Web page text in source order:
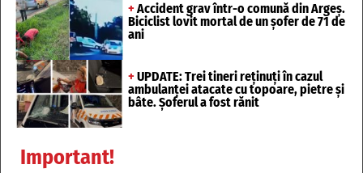
+ Accident grav într-o comună din Argeș.
Biciclist lovit mortal de un șofer de 71 de
ani
+ UPDATE: Trei tineri reținuți în cazul
ambulanței atacate cu topoare, pietre și
bâte. Șoferul a fost rănit
Important!